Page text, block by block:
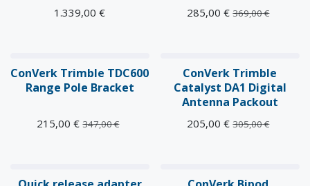
1.339,00 € 285,00 € 369,00€
ConVerk Trimble TDC600
Range Pole Bracket
215,00 € 347,00€
ConVerk Trimble
Catalyst DA1 Digital
Antenna Packout
205,00 € 305,00€